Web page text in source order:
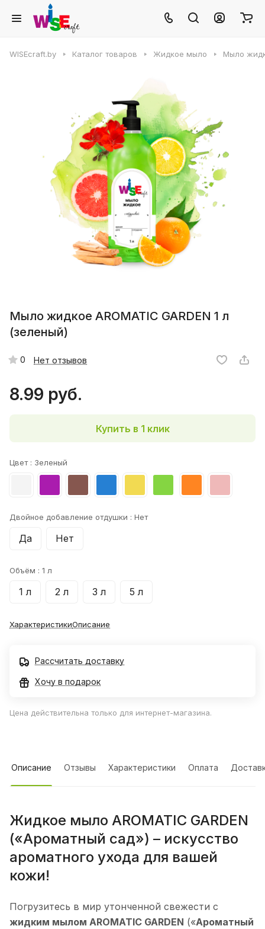
WISEcraft.by Каталог товаров Жидкое мыло Мыло
Мыло жидкое AROMATIC GARDEN 1 л
(зеленый)
0 Нет отзывов
8.99 руб.
Купить в 1 клик
Цвет : Зеленый
Двойное добавление отдушки : Нет
Да Нет
Объём : 1 л
1 л 2 л 3 л 5 л
ХарактеристикиОписание
Рассчитать доставку
Хочу в подарок
Цена действительна только для интернет-магазина.
Описание Отзывы Характеристики Оплата
Жидкое мыло AROMATIC GARDEN
(«Ароматный сад») – искусство
ароматного ухода для вашей
кожи!
Погрузитесь в мир утонченной свежести с
жидким мылом AROMATIC GARDEN («Ароматный